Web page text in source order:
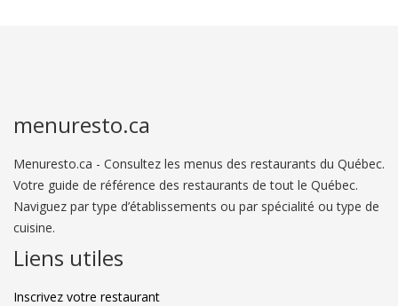
menuresto.ca
Menuresto.ca - Consultez les menus des restaurants du Québec.
Votre guide de référence des restaurants de tout le Québec.
Naviguez par type d’établissements ou par spécialité ou type de
cuisine.
Liens utiles
Inscrivez votre restaurant